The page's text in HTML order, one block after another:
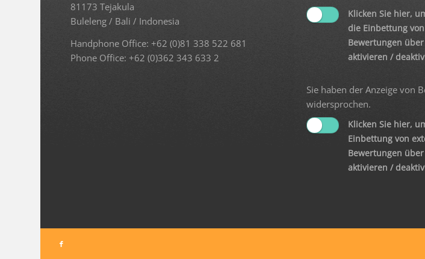
81173 Tejakula
Buleleng / Bali / Indonesia
Handphone Office: +62 (0)81 338 522 681
Phone Office: +62 (0)362 343 633 2
Klicken Sie hier,
die Einbettung
Bewertungen
aktivieren /
Sie haben der Anzeige von
widersprochen.
Klicken Sie hier,
Einbettung von
Bewertungen
aktivieren /